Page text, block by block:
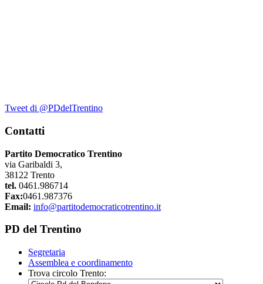
Tweet di @PDdelTrentino
Contatti
Partito Democratico Trentino
via Garibaldi 3,
38122 Trento
tel. 0461.986714
Fax:0461.987376
Email: info@partitodemocraticotrentino.it
PD del Trentino
Segretaria
Assemblea e coordinamento
Trova circolo Trento: